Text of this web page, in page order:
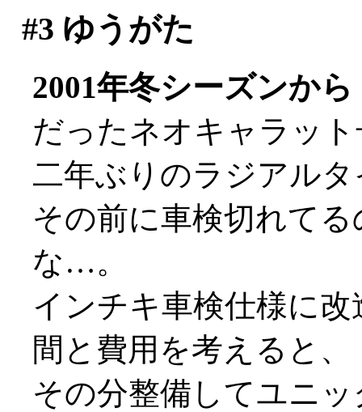
#3 ゆうがた
2001年冬シーズンから
だったネオキャラッ
二年ぶりのラジアル
その前に車検切れて
な…。
インチキ車検仕様に
間と費用を考えると、
その分整備してユニ